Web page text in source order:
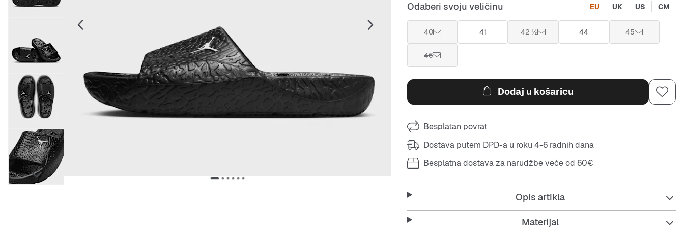
Odaberi svoju veličinu EU UK US CM
40 41 42 ½ 44 45
46
Dodaj u košaricu
Besplatan povrat
Dostava putem DPD-a u roku 4-6 radnih dana
Besplatna dostava za narudžbe veće od 60€
Opis artikla
Materijal